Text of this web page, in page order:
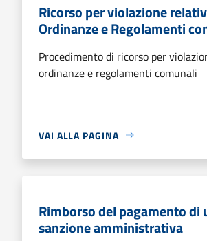
Ricorso per violazione
Ordinanze e Regolamenti
Procedimento di ricorso per
ordinanze e regolamenti comunali
VAI ALLA PAGINA
Rimborso del pagamento di
sanzione amministrativa